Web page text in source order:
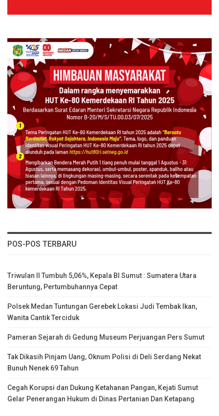
POS-POS TERBARU
Triwulan II Tumbuh 5,06%, Kepala BI Sumut : Sumatera Utara
Beruntung, Pertumbuhannya Cepat
Polsek Medan Tuntungan Gerebek Lokasi Judi Tembak Ikan,
Wanita Cantik Terciduk
Pameran Sejarah di Gedung Museum Perjuangan Pers Sumut
Tak Dikasih Pinjam Uang, Oknum Polisi di Deli Serdang Nekat
Bunuh Nenek 69 Tahun
Cegah Korupsi dan Dukung Ketahanan Pangan, Kejati Sumut
Gelar Penerangan Hukum di Dinas Pertanian Dan Ketapang